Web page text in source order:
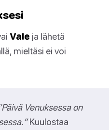
Vale ja lähetä
mieltäsi ei voi
Venuksessa on
Kuulostaa